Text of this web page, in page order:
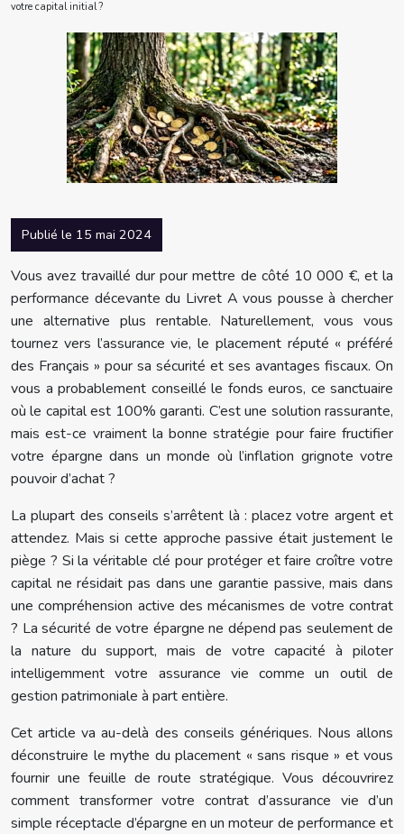
votre capital initial ?
Publié le 15 mai 2024
Vous avez travaillé dur pour mettre de côté 10 000 €, et la
performance décevante du Livret A vous pousse à chercher
une alternative plus rentable. Naturellement, vous vous
tournez vers l’assurance vie, le placement réputé « préféré
des Français » pour sa sécurité et ses avantages fiscaux. On
vous a probablement conseillé le fonds euros, ce sanctuaire
où le capital est 100% garanti. C’est une solution rassurante,
mais est-ce vraiment la bonne stratégie pour faire fructifier
votre épargne dans un monde où l’inflation grignote votre
pouvoir d’achat ?
La plupart des conseils s’arrêtent là : placez votre argent et
attendez. Mais si cette approche passive était justement le
piège ? Si la véritable clé pour protéger et faire croître votre
capital ne résidait pas dans une garantie passive, mais dans
une compréhension active des mécanismes de votre contrat
? La sécurité de votre épargne ne dépend pas seulement de
la nature du support, mais de votre capacité à piloter
intelligemment votre assurance vie comme un outil de
gestion patrimoniale à part entière.
Cet article va au-delà des conseils génériques. Nous allons
déconstruire le mythe du placement « sans risque » et vous
fournir une feuille de route stratégique. Vous découvrirez
comment transformer votre contrat d’assurance vie d’un
simple réceptacle d’épargne en un moteur de performance et